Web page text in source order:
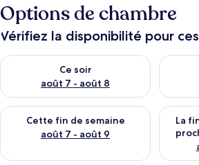
Options de chambre
Vérifiez la disponibilité pour
Ce soir
août 7 - août 8
Vérifier la disponibilité pour ce soir août
Cette fin de semaine
août 7 - août 9
Vérifier la disponibilité pour cette fin
La
Vérifier